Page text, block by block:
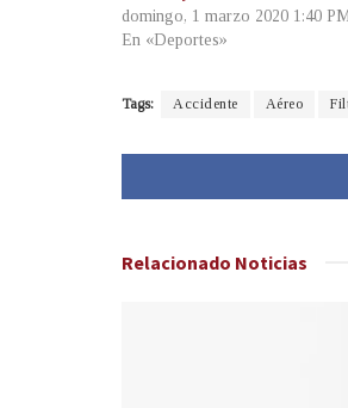
domingo, 1 marzo 2020 1:40
En «Deportes»
Tags: Accidente Aéreo
Relacionado Noticias